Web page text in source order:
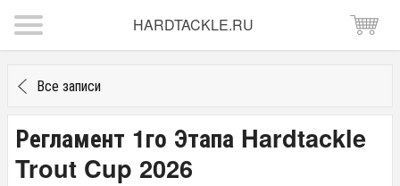
HARDTACKLE.RU
Все записи
Регламент 1го Этапа Hardtackle
Trout Cup 2026